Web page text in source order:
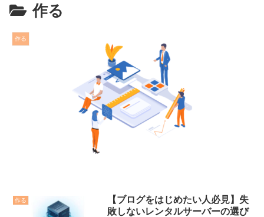
作る
作る
作る
【ブログをはじめたい人必見】失
敗しないレンタルサーバーの選び